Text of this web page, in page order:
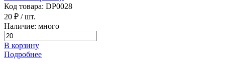
Код товара: DP0028
20 ₽ / шт.
Наличие: много
В корзину
Подробнее